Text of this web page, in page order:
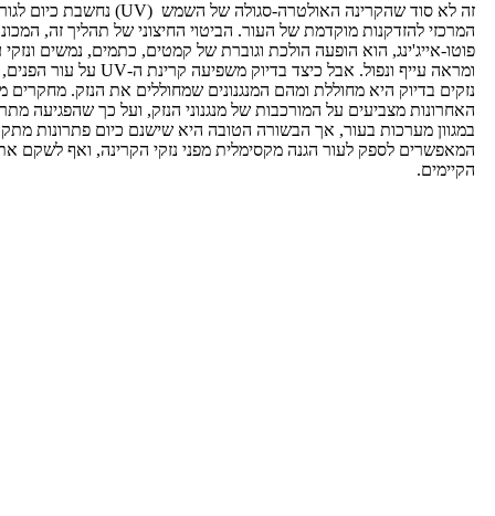
זה לא סוד שהקרינה האולטרה-סגולה של השמש (UV) נחשבת כיום לגורם
להזדקנות מוקדמת של העור. הביטוי החיצוני של תהליך זה, המכונה
הוא הופעה הולכת וגוברת של קמטים, כתמים, נמשים ונזקי עור,
ומראה עייף ונפול. אבל כיצד בדיוק משפיעה קרינת ה-UV על עור הפנים, אילו
בדיוק היא מחוללת ומהם המנגנונים שמחוללים את הנזק. מחקרים מהשנים
מצביעים על המורכבות של מנגנוני הנזק, ועל כך שהפגיעה מתרחשת
מערכות בעור, אך הבשורה הטובה היא שישנם כיום פתרונות מתקדמים
לספק לעור הגנה מקסימלית מפני נזקי הקרינה, ואף לשקם את הנזקים